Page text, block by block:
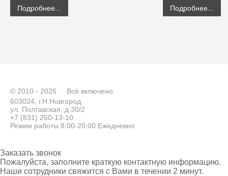
Подробнее... Подробнее...
© 2010 - 2026
Всё включено.
603024, г.Н.Новгород,
ул. Полтавская, д.30/2
+7 (831) 260-13-10
Режим работы 8:00-20:00 Ежедневно
Заказать звонок
Пожалуйста, заполните краткую контактную информацию.
Наши сотрудники свяжится с Вами в течении 2 минут.